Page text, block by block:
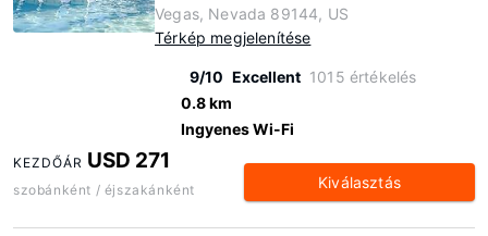
Vegas, Nevada 89144, US
Térkép megjelenítése
9/10 Excellent 1015 értékelés
0.8 km
Ingyenes Wi-Fi
KEZDŐÁR USD 271
szobánként / éjszakánként Kiválasztás